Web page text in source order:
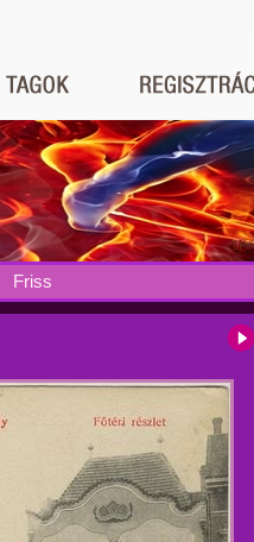
Friss